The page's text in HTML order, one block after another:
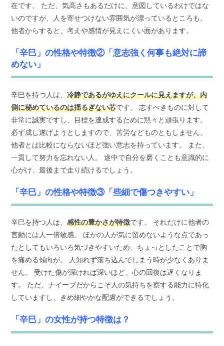
在です。 ただ、気高さもあるだけに、意図しているわけではな
いのですが、人を寄せつけない雰囲気が漂っているところも。
他者からすると、考えや感情が見えにくい面があります。
「辛巳」の性格や特徴②「意志強く何事も絶対に諦
めない」
辛巳を持つ人は、冷静であるがゆえにクールに見えますが、内
側に秘めているのは揺るぎない芯です。 志すべきものに対して
非常に誠実ですし、目標を達成するために黙々と頑張ります。
必ず成し遂げようとしますので、苦労などものともしません。
他者とは比較にならないほど強い意志を持っています。 また、
一貫して努力を忘れない人。 途中で自分を磨くことも意識的に
心がけ、最後まで走り続けるでしょう。
「辛巳」の性格や特徴③「些細で傷つきやすい」
辛巳を持つ人は、感性の豊かさが特徴です。 それだけに他者の
言動には人一倍敏感。 ほかの人が気に留めないような点であっ
たとしてもいろいろ気づきやすいため、ちょっとしたことで胸
を痛める傾向が。 人知れず落ち込んでしまう時が少なくありま
せん。 受けた傷が深ければ深いほど、心の回復は遅くなりま
す。 ただ、ナイーブだからこそ人の気持ちを察する能力に特化
していますし、きめ細やかな配慮ができるでしょう。
「辛巳」の女性が持つ特徴は？